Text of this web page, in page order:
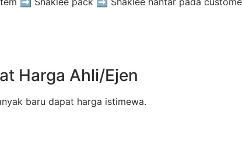
Harga Ahli/Ejen
baru dapat harga istimewa.